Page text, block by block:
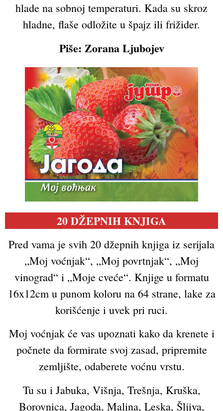
hlade na sobnoj temperaturi. Kada su skroz
hladne, flaše odložite u špajz ili frižider.
Piše: Zorana Ljubojev
20 DŽEPNIH KNJIGA
Pred vama je svih 20 džepnih knjiga iz serijala
„Moj voćnjak“, „Moj povrtnjak“, „Moj
vinograd“ i „Moje cveće“. Knjige u formatu
16x12cm u punom koloru na 64 strane, lake za
korišćenje i uvek pri ruci.
Moj voćnjak će vas upoznati kako da krenete i
počnete da formirate svoj zasad, pripremite
zemljište, odaberete voćnu vrstu.
Tu su i Jabuka, Višnja, Trešnja, Kruška,
Borovnica, Jagoda, Malina, Leska, Šljiva,